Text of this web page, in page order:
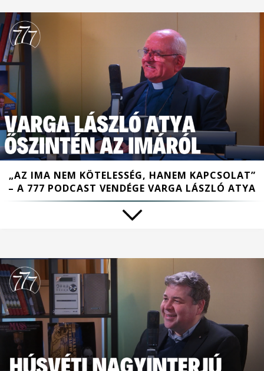
„AZ IMA NEM KÖTELESSÉG, HANEM KAPCSOLAT”
– A 777 PODCAST VENDÉGE VARGA LÁSZLÓ ATYA